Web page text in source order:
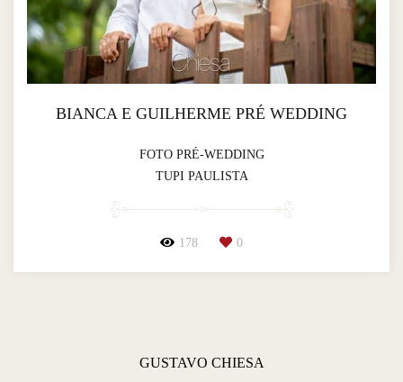
BIANCA E GUILHERME PRÉ WEDDING
FOTO PRÉ-WEDDING
TUPI PAULISTA
178 0
GUSTAVO CHIESA